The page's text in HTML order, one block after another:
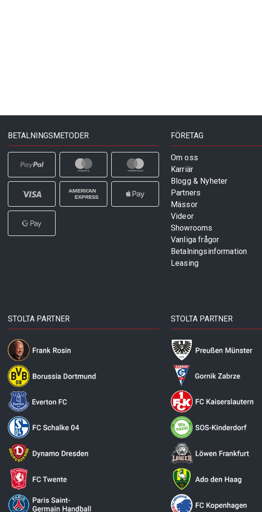
BETALNINGSMETODER FÖRETAG
Om oss
Karriär
Blogg & Nyheter
Partners
Mässor
Videor
Showrooms
Vanliga frågor
Betalningsinformation
Leasing
STOLTA PARTNER STOLTA PARTNER